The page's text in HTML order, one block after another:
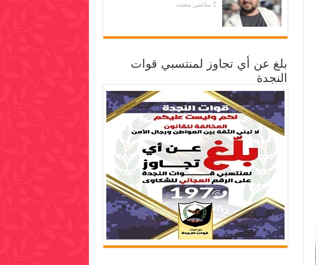
‏ساعتين مضت
بلغ عن أي تجاوز لمنتسبي قوات
النجدة